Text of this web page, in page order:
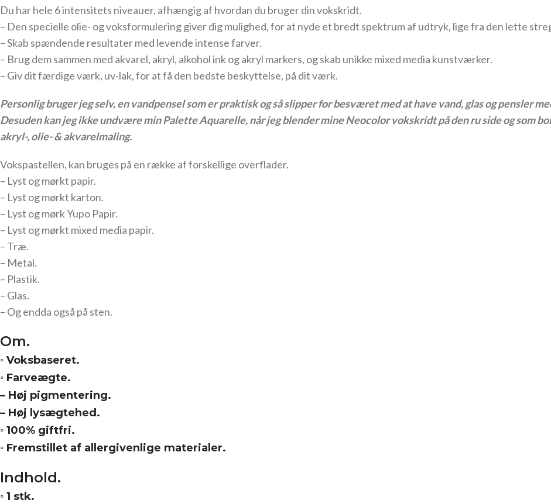
Du har hele 6 intensitets niveauer, afhængig af hvordan du bruger din vokskridt.
– Den specielle olie- og voksformulering giver dig mulighed, for at nyde et bredt spektrum af udtryk, lige fra den lette
– Skab spændende resultater med levende intense farver.
– Brug dem sammen med akvarel, akryl, alkohol ink og akryl markers, og skab unikke mixed media kunstværker.
– Giv dit færdige værk, uv-lak, for at få den bedste beskyttelse, på dit værk.
Personlig bruger jeg selv, en vandpensel som er praktisk og så slipper for besværet med at have vand, glas og pensler
Desuden kan jeg ikke undvære min Palette Aquarelle, når jeg blender mine Neocolor vokskridt på den ru side og som
akryl-, olie- & akvarelmaling.
Vokspastellen, kan bruges på en række af forskellige overflader.
– Lyst og mørkt papir.
– Lyst og mørkt karton.
– Lyst og mørk Yupo Papir.
– Lyst og mørkt mixed media papir.
– Træ.
– Metal.
– Plastik.
– Glas.
– Og endda også på sten.
Om.
◦ Voksbaseret.
◦ Farveægte.
– Høj pigmentering.
– Høj lysægtehed.
◦ 100% giftfri.
◦ Fremstillet af allergivenlige materialer.
Indhold.
◦ 1 stk.